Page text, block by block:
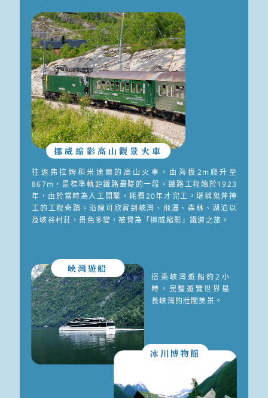
挪威縮影高山觀景火車
往返弗拉姆和米達爾的高山火車，由海拔2m爬升至
867m，是標準軌距鐵路最陡的一段。鐵路工程始於1923
年，由於當時為人工開鑿，耗費20年才完工，堪稱鬼斧神
工的工程奇蹟。沿線可欣賞到峽灣、飛瀑、森林、湖泊以
及峽谷村莊，景色多變，被譽為「挪威縮影」鐵道之旅。
峽灣遊船
搭乘峽灣遊船約2小
時，完整遊覽世界最
長峽灣的壯闊美景。
冰川博物館